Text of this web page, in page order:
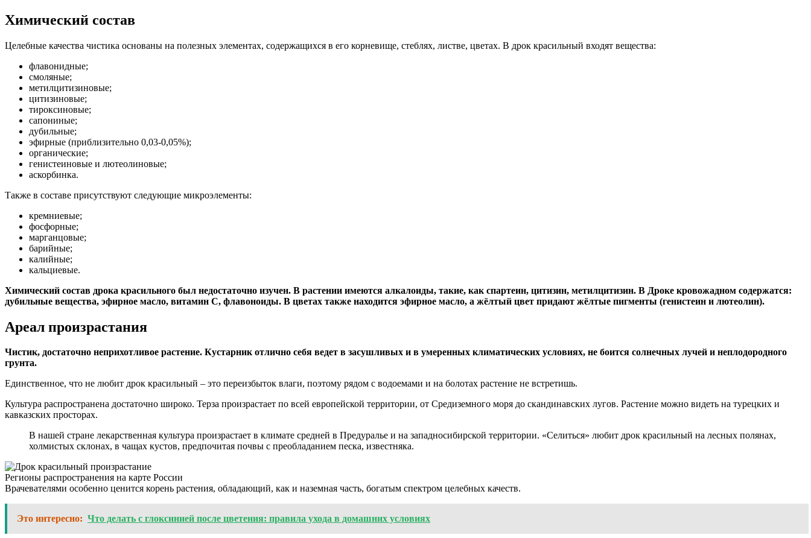
Химический состав
Целебные качества чистика основаны на полезных элементах, содержащихся в его корневище, стеблях, листве, цветах. В дрок красильный входят вещества:
флавонидные;
смоляные;
метилцитизиновые;
цитизиновые;
тироксиновые;
сапониные;
дубильные;
эфирные (приблизительно 0,03-0,05%);
органические;
генистеиновые и лютеолиновые;
аскорбинка.
Также в составе присутствуют следующие микроэлементы:
кремниевые;
фосфорные;
марганцовые;
барийные;
калийные;
кальциевые.
Химический состав дрока красильного был недостаточно изучен. В растении имеются алкалоиды, такие, как спартеин, цитизин, метилцитизин. В Дроке кровожадном содержатся:
дубильные вещества, эфирное масло, витамин С, флавоноиды. В цветах также находится эфирное масло, а жёлтый цвет придают жёлтые пигменты (генистеин и лютеолин).
Ареал произрастания
Чистик, достаточно неприхотливое растение. Кустарник отлично себя ведет в засушливых и в умеренных климатических условиях, не боится солнечных лучей и неплодородного
грунта.
Единственное, что не любит дрок красильный – это переизбыток влаги, поэтому рядом с водоемами и на болотах растение не встретишь.
Культура распространена достаточно широко. Терза произрастает по всей европейской территории, от Средиземного моря до скандинавских лугов. Растение можно видеть на турецких и
кавказских просторах.
В нашей стране лекарственная культура произрастает в климате средней в Предуралье и на западносибирской территории. «Селиться» любит дрок красильный на лесных полянах,
холмистых склонах, в чащах кустов, предпочитая почвы с преобладанием песка, известняка.
Регионы распространения на карте России
Врачевателями особенно ценится корень растения, обладающий, как и наземная часть, богатым спектром целебных качеств.
Это интересно: Что делать с глоксинией после цветения: правила ухода в домашних условиях